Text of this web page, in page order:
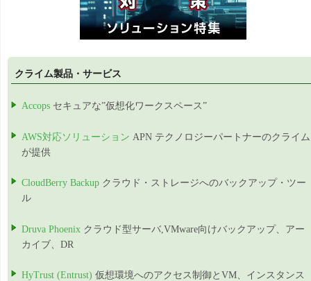
クライム製品・サービス
Accops セキュアな”仮想化ワークスペース”
AWS対応ソリューション APN テクノロジーパートナーのクライム
が提供
CloudBerry Backup クラウド・ストレージへのバックアップ・ツー
ル
Druva Phoenix クラウド型サーバ,VMware向けバックアップ、アー
カイブ、DR
HyTrust (Entrust) 仮想環境へのアクセス制御とVM、インスタンス